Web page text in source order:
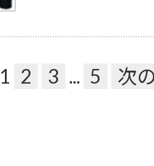
1 2 3 ... 5 次